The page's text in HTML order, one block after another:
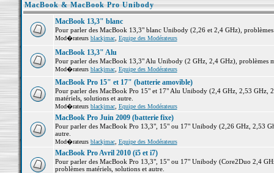
MacBook & MacBook Pro Unibody
MacBook 13,3" blanc
Pour parler des MacBook 13,3" blanc Unibody (2,26 et 2,4 GHz),
Mod�rateurs blackjmac, Equipe des Modérateurs
MacBook 13,3" Alu
Pour parler des MacBook 13,3" Alu Unibody (2 GHz, 2,4 GHz), problèmes
Mod�rateurs blackjmac, Equipe des Modérateurs
MacBook Pro 15" et 17" (batterie amovible)
Pour parler des MacBook Pro 15" et 17" Alu Unibody (2,4 GHz, 2,53 GHz,
matériels, solutions et autre.
Mod�rateurs blackjmac, Equipe des Modérateurs
MacBook Pro Juin 2009 (batterie fixe)
Pour parler des MacBook Pro 13,3", 15" ou 17" Unibody (2,26 GHz, 2,53
autre.
Mod�rateurs blackjmac, Equipe des Modérateurs
MacBook Pro Avril 2010 (i5 et i7)
Pour parler des MacBook Pro 13,3", 15" ou 17" Unibody (Core2Duo 2,4
problèmes matériels, solutions et autre.